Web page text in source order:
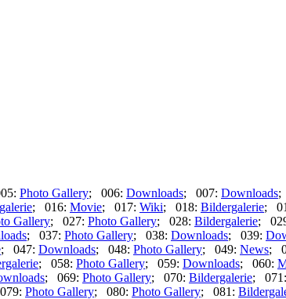
Photo Gallery; 006: Downloads; 007: Downloads;
; 016: Movie; 017: Wiki; 018: Bildergalerie;
Gallery; 027: Photo Gallery; 028: Bildergalerie;
; 037: Photo Gallery; 038: Downloads; 039:
; 047: Downloads; 048: Photo Gallery; 049: News;
; 058: Photo Gallery; 059: Downloads; 060:
; 069: Photo Gallery; 070: Bildergalerie; 071:
Photo Gallery; 080: Photo Gallery; 081: